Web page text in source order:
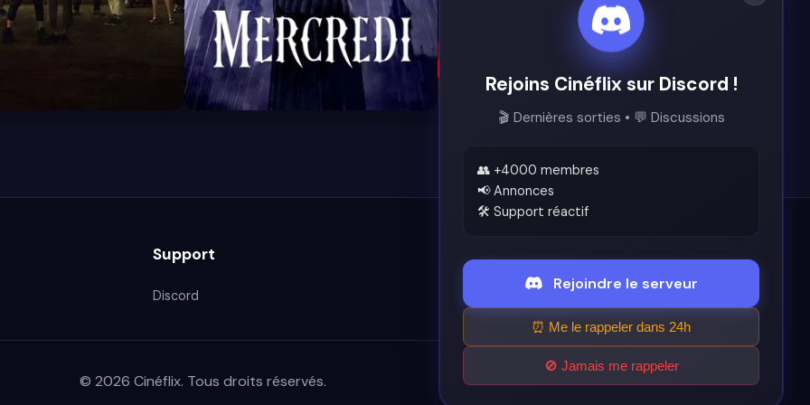
8.4 8.3
Support
Discord Conditions d'utilisation
© 2026 Cinéflix. Tous droits réservés.
Rejoins Cinéflix sur Discord !
🎬 Dernières sorties • 💬 Discussions
👥 +4000 membres
📢 Annonces
🛠️ Support réactif
Rejoindre le serveur
⏰ Me le rappeler dans 24h
🚫 Jamais me rappeler